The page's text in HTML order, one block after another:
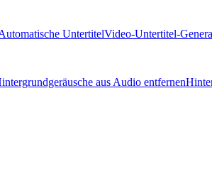
UntertitelVideo-Untertitel-
aus Audio entfernen